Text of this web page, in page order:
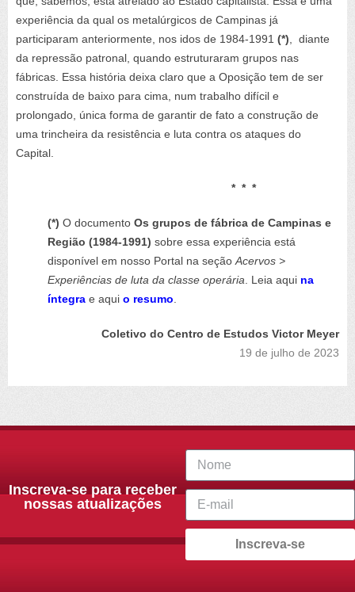
experiência da qual os metalúrgicos de Campinas já
participaram anteriormente, nos idos de 1984-1991 (*), diante
da repressão patronal, quando estruturaram grupos nas
fábricas. Essa história deixa claro que a Oposição tem de ser
construída de baixo para cima, num trabalho difícil e
prolongado, única forma de garantir de fato a construção de
uma trincheira da resistência e luta contra os ataques do
Capital.
* * *
(*) O documento Os grupos de fábrica de Campinas e
Região (1984-1991) sobre essa experiência está
disponível em nosso Portal na seçãoAcervos >
Experiências de luta da classe operária. Leia aqui na
íntegra e aqui o resumo.
Coletivo do Centro de Estudos Victor Meyer
19 de julho de 2023
Inscreva-se para receber
nossas atualizações
Inscreva-se